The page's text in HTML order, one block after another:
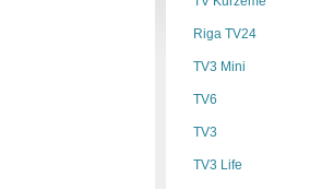
Riga TV24
TV3 Mini
TV6
TV3
TV3 Life